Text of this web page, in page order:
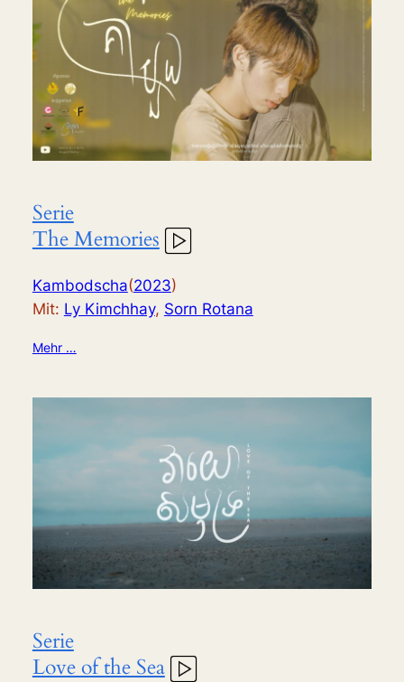
Serie
The Memories
Kambodscha(2023)
Mit: Ly Kimchhay, Sorn Rotana
Mehr …
Serie
Love of the Sea